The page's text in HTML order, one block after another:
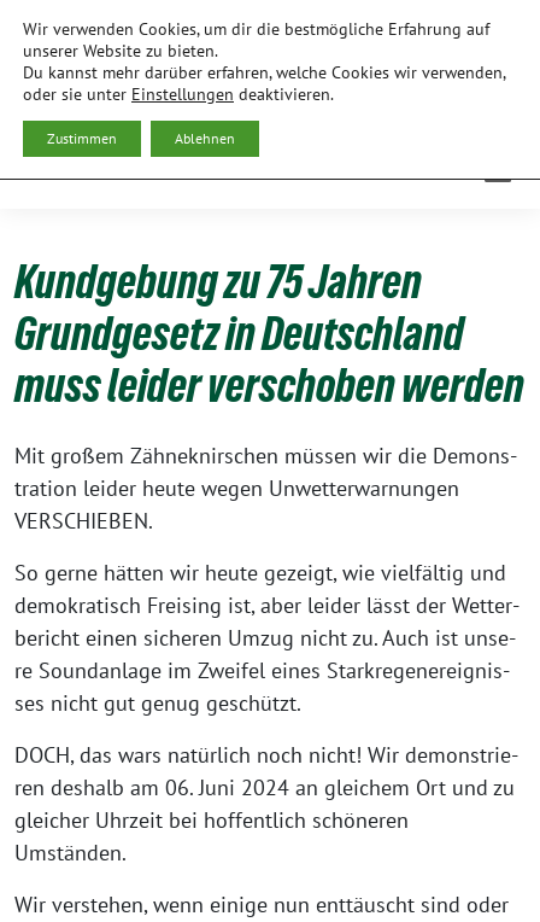
zum
Inhalt
BÜNDNIS 90/DIE GRÜNEN
ORTSVERBAND FREISING
Kundgebung zu 75 Jahren
Grundgesetz in Deutschland
muss leider verschoben werden
Mit gro­ßem Zäh­ne­knir­schen müs­sen wir die Demons­
tra­ti­on lei­der heu­te wegen Unwet­ter­war­nun­gen
VERSCHIEBEN.
So ger­ne hät­ten wir heu­te gezeigt, wie viel­fäl­tig und
demo­kra­tisch Frei­sing ist, aber lei­der lässt der Wet­ter­
be­richt einen siche­ren Umzug nicht zu. Auch ist unse­
re Sound­an­la­ge im Zwei­fel eines Stark­re­gen­er­eig­nis­
ses nicht gut genug geschützt.
DOCH, das wars natür­lich noch nicht! Wir demons­trie­
ren des­halb am 06. Juni 2024 an glei­chem Ort und zu
glei­cher Uhr­zeit bei hof­fent­lich schö­ne­ren
Umständen.
Wir ver­ste­hen, wenn eini­ge nun ent­täuscht sind oder
Wir verwenden Cookies, um dir die bestmögliche Erfahrung auf
unserer Website zu bieten.
Du kannst mehr darüber erfahren, welche Cookies wir verwenden,
oder sie unter Einstellungen deaktivieren.
Zustimmen Ablehnen